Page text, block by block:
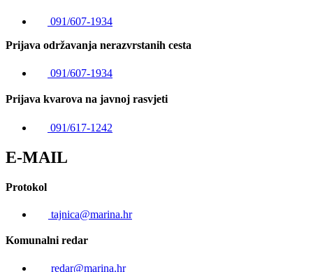
091/607-1934
Prijava održavanja nerazvrstanih cesta
091/607-1934
Prijava kvarova na javnoj rasvjeti
091/617-1242
E-MAIL
Protokol
tajnica@marina.hr
Komunalni redar
redar@marina.hr